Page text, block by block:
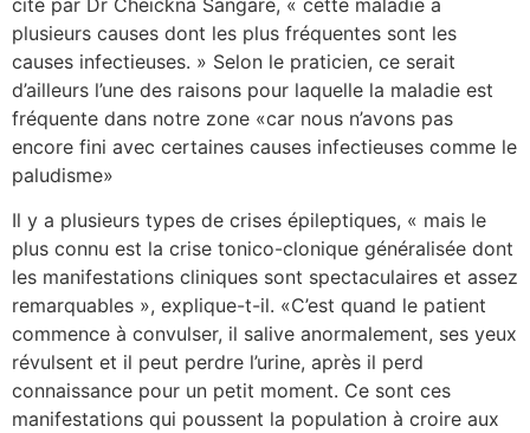
cité par Dr Cheickna Sangaré, « cette maladie a
plusieurs causes dont les plus fréquentes sont les
causes infectieuses. » Selon le praticien, ce serait
d’ailleurs l’une des raisons pour laquelle la maladie est
fréquente dans notre zone «car nous n’avons pas
encore fini avec certaines causes infectieuses comme le
paludisme»
Il y a plusieurs types de crises épileptiques, « mais le
plus connu est la crise tonico-clonique généralisée dont
les manifestations cliniques sont spectaculaires et assez
remarquables », explique-t-il. «C’est quand le patient
commence à convulser, il salive anormalement, ses yeux
révulsent et il peut perdre l’urine, après il perd
connaissance pour un petit moment. Ce sont ces
manifestations qui poussent la population à croire aux